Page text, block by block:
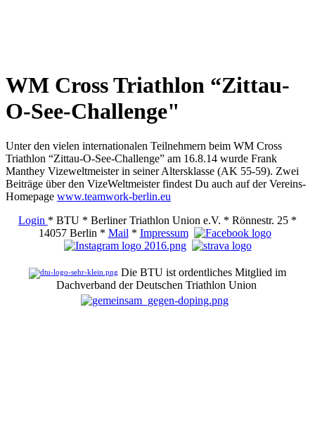
WM Cross Triathlon “Zittau-
O-See-Challenge"
Unter den vielen internationalen Teilnehmern beim WM Cross
Triathlon “Zittau-O-See-Challenge” am 16.8.14 wurde Frank
Manthey Vizeweltmeister in seiner Altersklasse (AK 55-59). Zwei
Beiträge über den VizeWeltmeister findest Du auch auf der Vereins-
Homepage www.teamwork-berlin.eu
Login * BTU * Berliner Triathlon Union e.V. * Rönnestr. 25 *
14057 Berlin * Mail * Impressum
Die BTU ist ordentliches Mitglied im
Dachverband der Deutschen Triathlon Union